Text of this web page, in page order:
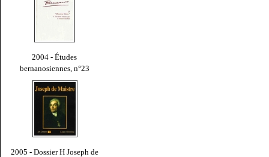
2004 - Études
bernanosiennes, n°23
2005 - Dossier H Joseph de